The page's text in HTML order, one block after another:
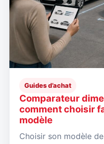
Guides d’achat
Comparateur
comment choisir
modèle
Choisir son modèle